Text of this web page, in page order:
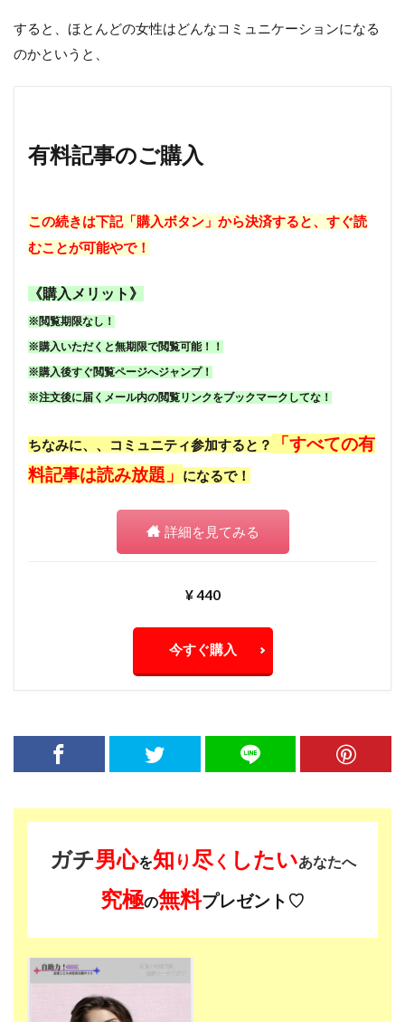
すると、ほとんどの女性はどんなコミュニケーションになる
のかというと、
有料記事のご購入
この続きは下記「購入ボタン」から決済すると、すぐ読
むことが可能やで！
《購入メリット》
※閲覧期限なし！
※購入いただくと無期限で閲覧可能！！
※購入後すぐ閲覧ページへジャンプ！
※注文後に届くメール内の閲覧リンクをブックマークしてな！
ちなみに、、コミュニティ参加すると？
「すべての有
料記事は読み放題」
になるで！
詳細を見てみる
¥ 440
今すぐ購入
ガチ男心を知 り尽く したいあなたへ
究極の無料プレゼント♡